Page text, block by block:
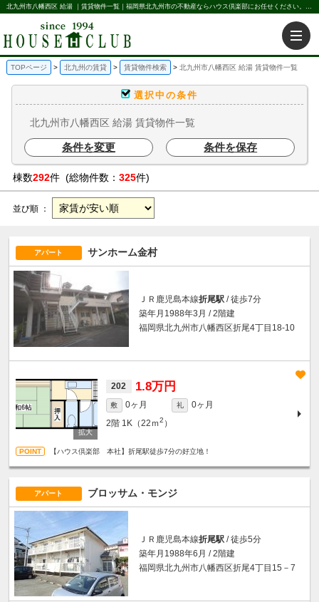
北九州市八幡西区 給湯 ｜賃貸物件一覧｜福岡県北九州市の不動産ならハウス倶楽部にお任せください。北九州の賃貸・売買・不動産買取などを不動産に関することならなんでもお任せ。
TOPページ 北九州の賃貸 賃貸物件検索 北九州市八幡西区 給湯 賃貸物件一覧
選択中の条件
北九州市八幡西区 給湯 賃貸物件一覧
条件を変更 条件を保存
棟数292件 (総物件数： 325件)
並び順 ：
アパート サンホーム金村
ＪＲ鹿児島本線折尾駅 / 徒歩7分
築年月1988年3月 / 2階建
福岡県北九州市八幡西区折尾4丁目18-10
202 1.8万円
敷 0ヶ月 礼
0ヶ月
2階 1K（22ｍ2 ）
【ハウス倶楽部 本社】折尾駅徒歩7分の好立地！
アパート ブロッサム・モンジ
ＪＲ鹿児島本線折尾駅 / 徒歩5分
築年月1988年6月 / 2階建
福岡県北九州市八幡西区折尾4丁目15－7